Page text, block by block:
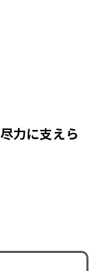
力に支えら